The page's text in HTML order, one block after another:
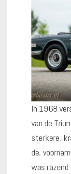
In 1968
van de
sterkere,
de,
was